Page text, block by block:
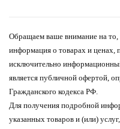
Обращаем ваше внимание на то,
информация о товарах и ценах,
исключительно
является публичной офертой,
Гражданского кодекса РФ.
Для получения подробной
указанных товаров и (или)